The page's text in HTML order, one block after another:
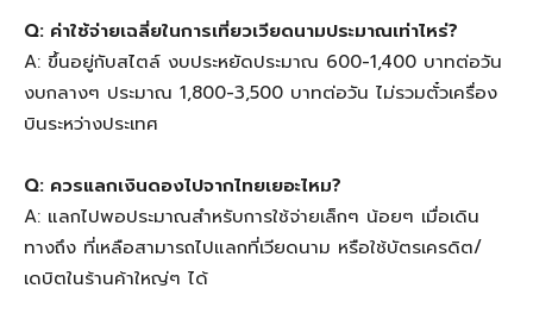
Q: ค่าใช้จ่ายเฉลี่ยในการเที่ยวเวียดนามประมาณเท่าไหร่?
A: ขึ้นอยู่กับสไตล์ งบประหยัดประมาณ 600-1,400 บาทต่อวัน
งบกลางๆ ประมาณ 1,800-3,500 บาทต่อวัน ไม่รวมตั๋วเครื่อง
บินระหว่างประเทศ
Q: ควรแลกเงินดองไปจากไทยเยอะไหม?
A: แลกไปพอประมาณสำหรับการใช้จ่ายเล็กๆ น้อยๆ เมื่อเดิน
ทางถึง ที่เหลือสามารถไปแลกที่เวียดนาม หรือใช้บัตรเครดิต/
เดบิตในร้านค้าใหญ่ๆ ได้